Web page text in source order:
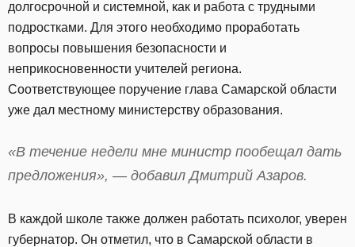
долгосрочной и системной, как и работа с трудными
подростками. Для этого необходимо проработать
вопросы повышения безопасности и
неприкосновенности учителей региона.
Соответствующее поручение глава Самарской области
уже дал местному министерству образования.
«В течение недели мне министр пообещал дать
предложения», — добавил Дмитрий Азаров.
В каждой школе также должен работать психолог, уверен
губернатор. Он отметил, что в Самарской области в